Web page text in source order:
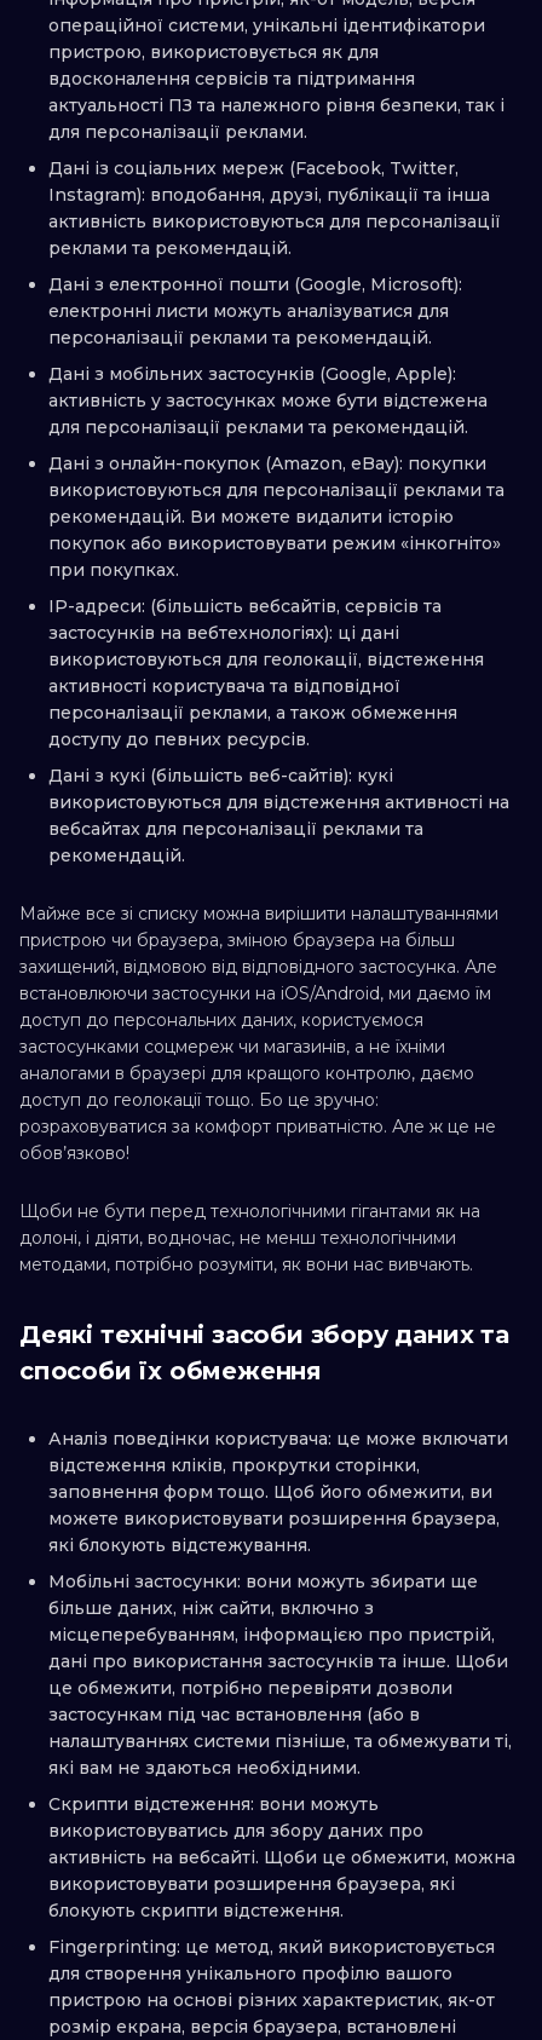
операційної системи, унікальні ідентифікатори
пристрою, використовується як для
вдосконалення сервісів та підтримання
актуальності ПЗ та належного рівня безпеки, так і
для персоналізації реклами.
Дані із соціальних мереж (Facebook, Twitter,
Instagram): вподобання, друзі, публікації та інша
активність використовуються для персоналізації
реклами та рекомендацій.
Дані з електронної пошти (Google, Microsoft):
електронні листи можуть аналізуватися для
персоналізації реклами та рекомендацій.
Дані з мобільних застосунків (Google, Apple):
активність у застосунках може бути відстежена
для персоналізації реклами та рекомендацій.
Дані з онлайн-покупок (Amazon, eBay): покупки
використовуються для персоналізації реклами та
рекомендацій. Ви можете видалити історію
покупок або використовувати режим «інкогніто»
при покупках.
IP-адреси: (більшість вебсайтів, сервісів та
застосунків на вебтехнологіях): ці дані
використовуються для геолокації, відстеження
активності користувача та відповідної
персоналізації реклами, а також обмеження
доступу до певних ресурсів.
Дані з кукі (більшість веб-сайтів): кукі
використовуються для відстеження активності на
вебсайтах для персоналізації реклами та
рекомендацій.
Майже все зі списку можна вирішити налаштуваннями
пристрою чи браузера, зміною браузера на більш
захищений, відмовою від відповідного застосунка. Але
встановлюючи застосунки на iOS/Android, ми даємо їм
доступ до персональних даних, користуємося
застосунками соцмереж чи магазинів, а не їхніми
аналогами в браузері для кращого контролю, даємо
доступ до геолокації тощо. Бо це зручно:
розраховуватися за комфорт приватністю. Але ж це не
обов’язково!
Щоби не бути перед технологічними гігантами як на
долоні, і діяти, водночас, не менш технологічними
методами, потрібно розуміти, як вони нас вивчають.
Деякі технічні засоби збору даних та
способи їх обмеження
Аналіз поведінки користувача: це може включати
відстеження кліків, прокрутки сторінки,
заповнення форм тощо. Щоб його обмежити, ви
можете використовувати розширення браузера,
які блокують відстежування.
Мобільні застосунки: вони можуть збирати ще
більше даних, ніж сайти, включно з
місцеперебуванням, інформацією про пристрій,
дані про використання застосунків та інше. Щоби
це обмежити, потрібно перевіряти дозволи
застосункам під час встановлення (або в
налаштуваннях системи пізніше, та обмежувати ті,
які вам не здаються необхідними.
Скрипти відстеження: вони можуть
використовуватись для збору даних про
активність на вебсайті. Щоби це обмежити, можна
використовувати розширення браузера, які
блокують скрипти відстеження.
Fingerprinting: це метод, який використовується
для створення унікального профілю вашого
пристрою на основі різних характеристик, як-от
розмір екрана, версія браузера, встановлені